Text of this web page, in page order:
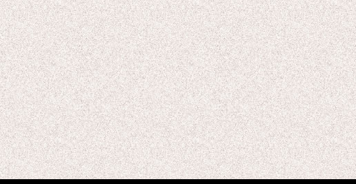
刀剣乱舞
デュラララ!!
ツキウタ。
東方Projectシリーズ
東京喰種トーキョーグール
超時空要塞マクロス